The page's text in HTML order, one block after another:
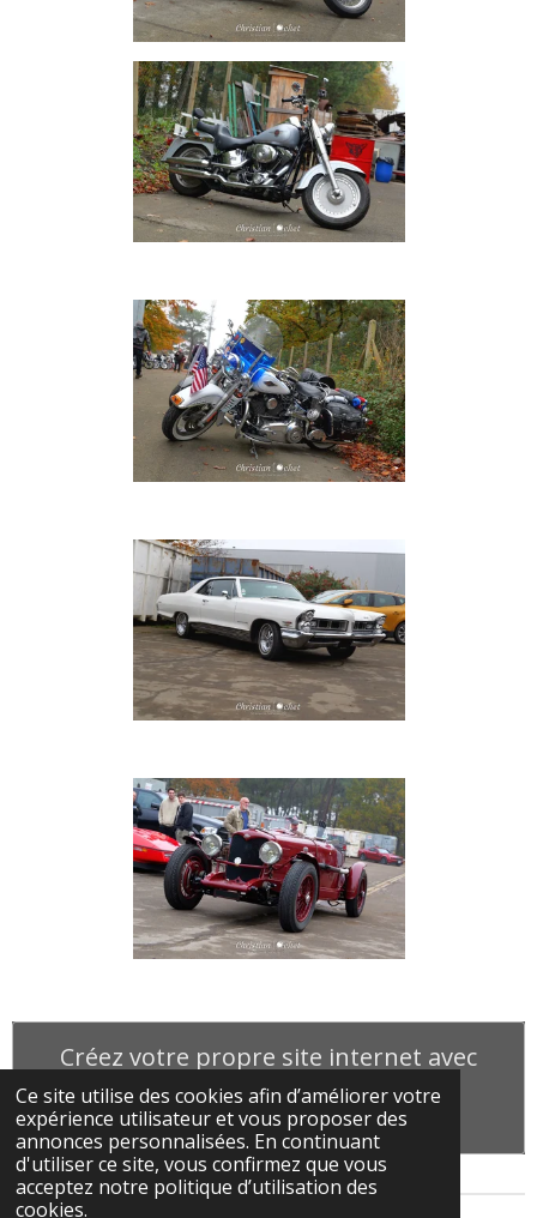
Ce site utilise des cookies afin d’améliorer votre
expérience utilisateur et vous proposer des
annonces personnalisées. En continuant
d'utiliser ce site, vous confirmez que vous
acceptez notre politique d’utilisation des
cookies.
Créez votre propre site internet avec
Webador